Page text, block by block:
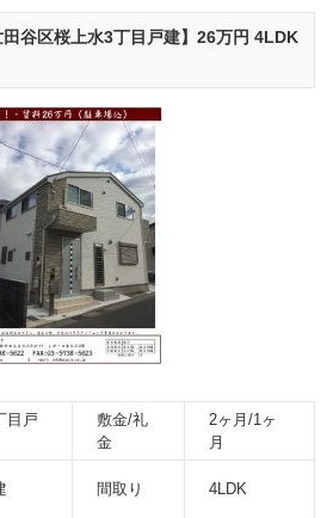
谷区桜上水3丁目戸建】26万円 4LDK
目戸
敷金/礼
金
2ヶ月/1ヶ
月
間取り 4LDK